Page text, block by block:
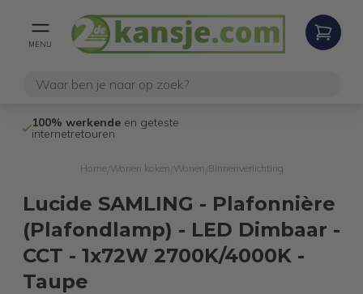
MENU
100% werkende en geteste
internetretouren
Home/ Wonen koken Wonen Binnenverlichting
Lucide SAMLING - Plafonnière
(Plafondlamp) - LED Dimbaar -
CCT - 1x72W 2700K/4000K -
Taupe